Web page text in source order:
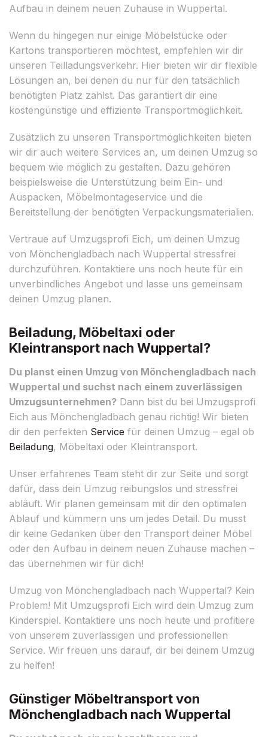
Aufbau in deinem neuen Zuhause in Wuppertal.
Wenn du hingegen nur einige Möbelstücke oder
Kartons transportieren möchtest, empfehlen wir dir
unseren Teilladungsverkehr. Hier bieten wir dir flexible
Lösungen an, bei denen du nur für den tatsächlich
benötigten Platz zahlst. Das garantiert dir eine
kostengünstige und effiziente Transportmöglichkeit.
Zusätzlich zu unseren Transportmöglichkeiten bieten
wir dir auch weitere Services an, um deinen Umzug so
bequem wie möglich zu gestalten. Dazu gehören
beispielsweise die Unterstützung beim Ein- und
Auspacken, Möbelmontageservice und die
Bereitstellung der benötigten Verpackungsmaterialien.
Vertraue auf Umzugsprofi Eich, um deinen Umzug
von Mönchengladbach nach Wuppertal stressfrei
durchzuführen. Kontaktiere uns noch heute für ein
unverbindliches Angebot und lasse uns gemeinsam
deinen Umzug planen.
Beiladung, Möbeltaxi oder
Kleintransport nach Wuppertal?
Du planst einen Umzug von Mönchengladbach nach
Wuppertal und suchst nach einem zuverlässigen
Umzugsunternehmen? Dann bist du bei Umzugsprofi
Eich aus Mönchengladbach genau richtig! Wir bieten
dir den perfekten Service für deinen Umzug – egal ob
Beiladung, Möbeltaxi oder Kleintransport.
Unser erfahrenes Team steht dir zur Seite und sorgt
dafür, dass dein Umzug reibungslos und stressfrei
abläuft. Wir planen gemeinsam mit dir den optimalen
Ablauf und kümmern uns um jedes Detail. Du musst
dir keine Gedanken über den Transport deiner Möbel
oder den Aufbau in deinem neuen Zuhause machen –
das übernehmen wir für dich!
Umzug von Mönchengladbach nach Wuppertal? Kein
Problem! Mit Umzugsprofi Eich wird dein Umzug zum
Kinderspiel. Kontaktiere uns noch heute und profitiere
von unserem zuverlässigen und professionellen
Service. Wir freuen uns darauf, dir bei deinem Umzug
zu helfen!
Günstiger Möbeltransport von
Mönchengladbach nach Wuppertal